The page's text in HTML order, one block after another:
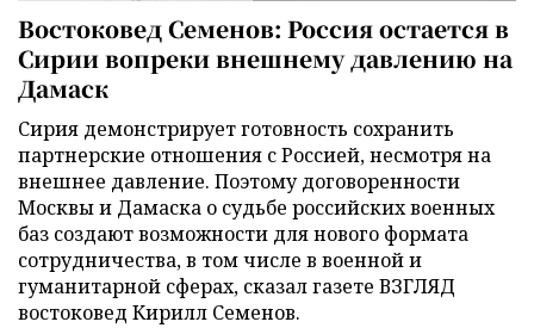
Востоковед Семенов: Россия остается в
Сирии вопреки внешнему давлению на
Дамаск
Сирия демонстрирует готовность сохранить
партнерские отношения с Россией, несмотря на
внешнее давление. Поэтому договоренности
Москвы и Дамаска о судьбе российских военных
баз создают возможности для нового формата
сотрудничества, в том числе в военной и
гуманитарной сферах, сказал газете ВЗГЛЯД
востоковед Кирилл Семенов.